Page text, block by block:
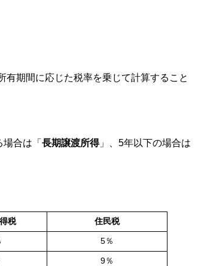
期間に応じた税率を乗じて計算すること
合は「 長期譲渡所得」、5年以下の場合は
税 住民税
5％
9％